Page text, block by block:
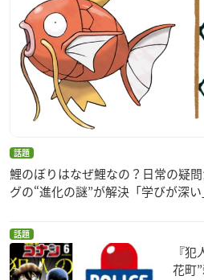
話題
鯉のぼりはなぜ鯉なの？日常の疑
グの“進化の謎”が解決「学びが深い
話題
『
花町